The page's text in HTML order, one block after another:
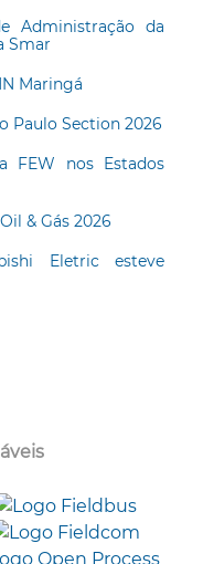
Administração da
Smar
Maringá
Paulo Section 2026
FEW nos Estados
& Gás 2026
Eletric esteve